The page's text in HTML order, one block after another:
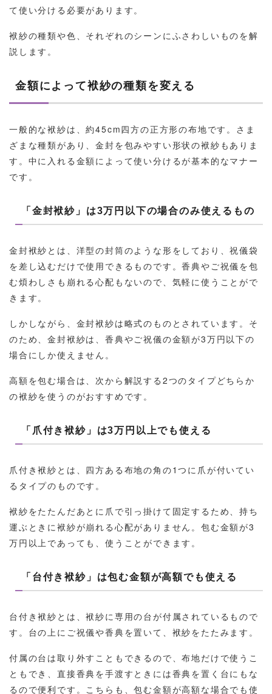
て使い分ける必要があります。
袱紗の種類や色、それぞれのシーンにふさわしいものを解
説します。
金額によって袱紗の種類を変える
一般的な袱紗は、約45cm四方の正方形の布地です。さま
ざまな種類があり、金封を包みやすい形状の袱紗もありま
す。中に入れる金額によって使い分けるが基本的なマナー
です。
「金封袱紗」は3万円以下の場合のみ使えるもの
金封袱紗とは、洋型の封筒のような形をしており、祝儀袋
を差し込むだけで使用できるものです。香典やご祝儀を包
む煩わしさも崩れる心配もないので、気軽に使うことがで
きます。
しかしながら、金封袱紗は略式のものとされています。そ
のため、金封袱紗は、香典やご祝儀の金額が3万円以下の
場合にしか使えません。
高額を包む場合は、次から解説する2つのタイプどちらか
の袱紗を使うのがおすすめです。
「爪付き袱紗」は3万円以上でも使える
爪付き袱紗とは、四方ある布地の角の1つに爪が付いてい
るタイプのものです。
袱紗をたたんだあとに爪で引っ掛けて固定するため、持ち
運ぶときに袱紗が崩れる心配がありません。包む金額が3
万円以上であっても、使うことができます。
「台付き袱紗」は包む金額が高額でも使える
台付き袱紗とは、袱紗に専用の台が付属されているもので
す。台の上にご祝儀や香典を置いて、袱紗をたたみます。
付属の台は取り外すこともできるので、布地だけで使うこ
ともでき、直接香典を手渡すときには香典を置く台にもな
るので便利です。こちらも、包む金額が高額な場合でも使